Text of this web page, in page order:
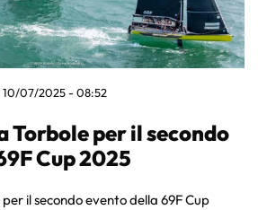
10/07/2025 - 08:52
Torbole per il secondo
Cup 2025
il secondo evento della 69F Cup